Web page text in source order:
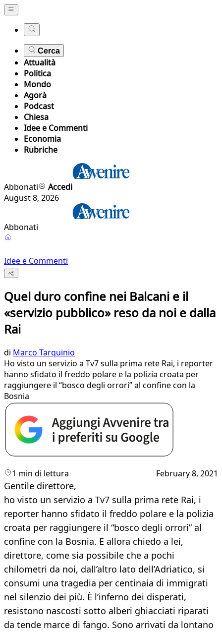
Cerca
Attualità
Politica
Mondo
Agorà
Podcast
Chiesa
Idee e Commenti
Economia
Rubriche
Abbonati
Accedi
August 8, 2026
Abbonati
Idee e Commenti
Quel duro confine nei Balcani e il
«servizio pubblico» reso da noi e dalla
Rai
di Marco Tarquinio
Ho visto un servizio a Tv7 sulla prima rete Rai, i reporter
hanno sfidato il freddo polare e la polizia croata per
raggiungere il “bosco degli orrori” al confine con la
Bosnia
1 min di lettura February 8, 2021
Gentile direttore,
ho visto un servizio a Tv7 sulla prima rete Rai, i
reporter hanno sfidato il freddo polare e la polizia
croata per raggiungere il “bosco degli orrori” al
confine con la Bosnia. E allora chiedo a lei,
direttore, come sia possibile che a pochi
chilometri da noi, dall’altro lato dell’Adriatico, si
consumi una tragedia per centinaia di immigrati
nel silenzio dei più. È l’inferno dei disperati,
resistono nascosti sotto alberi ghiacciati riparati
da tende marce di fango. Sono arrivati da lontano